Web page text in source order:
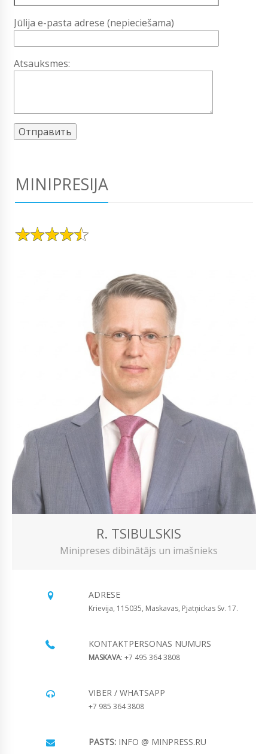
Jūlija e-pasta adrese (nepieciešama)
Atsauksmes:
MINIPRESIJA
R. TSIBULSKIS
Minipreses dibinātājs un imašnieks
ADRESE
Krievija, 115035, Maskavas, Pjatņickas Sv. 17.
KONTAKTPERSONAS NUMURS
MASKAVA: +7 495 364 3808
VIBER / WHATSAPP
+7 985 364 3808
PASTS: INFO @ MINPRESS.RU